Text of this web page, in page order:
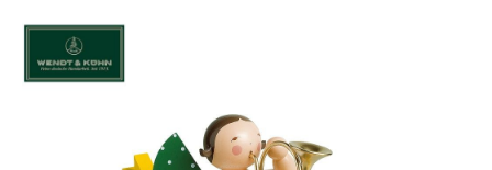
Bildergalerie überspringen